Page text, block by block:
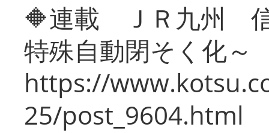
🔶連載 ＪＲ九州 信
特殊自動閉そく化～
https://
25/post_9604.html